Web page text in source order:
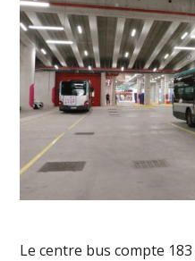
Le centre bus compte